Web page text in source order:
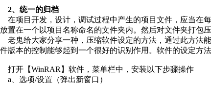
2、统一的归档
在项目开发，设计，调试过程中产生的项目文件，应当在
放置在一个以项目名称命名的文件夹内。然后对文件夹打包
老鬼给大家分享一种，压缩软件设定的方法，通过此方法
件版本的控制能够起到一个很好的识别作用。软件的设定方法
打开【WinRAR】软件，菜单栏中，安装以下步骤操作
a、选项/设置（弹出新窗口）